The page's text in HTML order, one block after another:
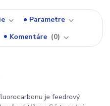
Parametre
Komentáre 0
je feedrový